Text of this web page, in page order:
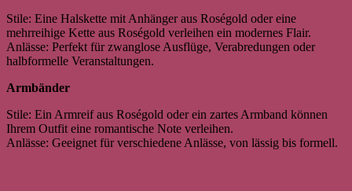
Stile: Eine Halskette mit Anhänger aus Roségold oder eine
mehrreihige Kette aus Roségold verleihen ein modernes Flair.
Anlässe: Perfekt für zwanglose Ausflüge, Verabredungen oder
halbformelle Veranstaltungen.
Armbänder
Stile: Ein Armreif aus Roségold oder ein zartes Armband können
Ihrem Outfit eine romantische Note verleihen.
Anlässe: Geeignet für verschiedene Anlässe, von lässig bis formell.